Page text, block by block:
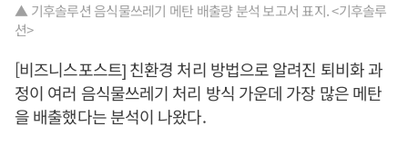
▲ 기후솔루션 음식물쓰레기 메탄 배출량 분석 보고서 표지. <기후솔루
션>
[비즈니스포스트] 친환경 처리 방법으로 알려진 퇴비화 과
정이 여러 음식물쓰레기 처리 방식 가운데 가장 많은 메탄
을 배출했다는 분석이 나왔다.